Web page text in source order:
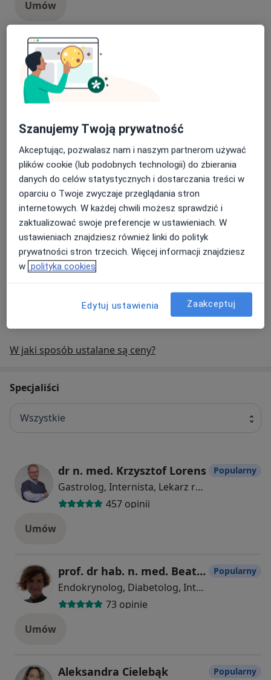
Umów
Histeroskopia
Od 4 000 zł
Szczegóły
Umów
Inseminacja domaciczna
Od 800 zł
Szczegółyinseminacja domaciczna
Umów
Kolposkopia
350 zł
Szczegółykolposkopia
Umów
W jaki sposób ustalane są ceny?
Specjaliści
Wszystkie
dr n. med. Krzysztof Lorens
Gastrolog, Internista, Lekarz rodzinny
457 opinii
Popularny
Umów
prof. dr hab. n. med. Beata Kieć-Wilk
Endokrynolog, Diabetolog, Internista
73 opinie
Popularny
Umów
Aleksandra Cielebąk Popularny
Szanujemy Twoją prywatność
Akceptując, pozwalasz nam i naszym partnerom używać
plików cookie (lub podobnych technologii) do zbierania
danych do celów statystycznych i dostarczania treści w
oparciu o Twoje zwyczaje przeglądania stron
internetowych. W każdej chwili możesz sprawdzić i
zaktualizować swoje preferencje w ustawieniach. W
ustawieniach znajdziesz również linki do polityk
prywatności stron trzecich. Więcej informacji znajdziesz
w polityka cookies
Edytuj ustawienia Zaakceptuj